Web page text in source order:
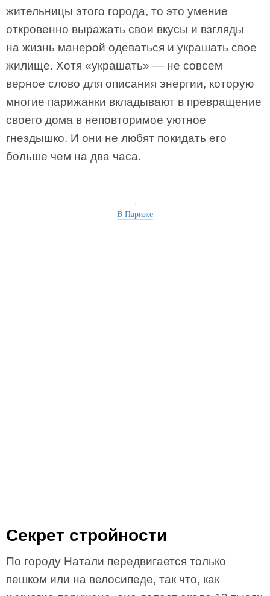
жительницы этого города, то это умение
откровенно выражать свои вкусы и взгляды
на жизнь манерой одеваться и украшать свое
жилище. Хотя «украшать» — не совсем
верное слово для описания энергии, которую
многие парижанки вкладывают в превращение
своего дома в неповторимое уютное
гнездышко. И они не любят покидать его
больше чем на два часа.
В Париже
Секрет стройности
По городу Натали передвигается только
пешком или на велосипеде, так что, как